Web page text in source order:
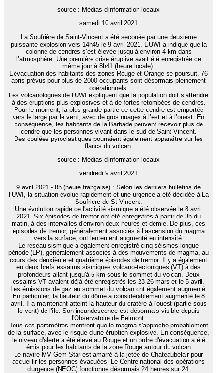
source : Médias d'information locaux
samedi 10 avril 2021
La Soufrière de Saint-Vincent a été secouée par une deuxième
puissante explosion vers 14h45 le 9 avril 2021. L’UWI a indiqué que la
colonne de cendres s’est élevée jusqu’à environ 4 km dans
l’atmosphère. Une première crise éruptive avait été enregistrée ce
même jour à 8h41 (heure locale).
L’évacuation des habitants des zones Rouge et Orange se poursuit. 76
abris prévus pour plus de 2000 occupants sont désormais pleinement
opérationnels.
Les volcanologues de l’UWI expliquent que la population doit s’attendre
à des éruptions plus explosives et à de fortes retombées de cendres.
Pour le moment, la plus grande partie de cette cendre est emportée
vers le large par le vent, avec de gros nuages à l’est et à l’ouest. En
conséquence, les habitants de la Barbade peuvent recevoir plus de
cendre que les personnes vivant dans le sud de Saint-Vincent.
Des coulées pyroclastiques pourraient également apparaître sur les
flancs du volcan.
source : Médias d'information locaux
vendredi 9 avril 2021
9 avril 2021 - 8h (heure française) : Selon les derniers bulletins de
l’UWI, la situation évolue rapidement et une urgence a été décidée à La
Soufrière de St Vincent.
Une évolution rapide de l'activité sismique a été observée le 8 avril
2021. Six épisodes de tremor ont été enregistrés à partir de 3h du
matin, à des intervalles d'environ deux heures et demie. De plus, ces
épisodes de tremor, généralement associés à l’ascension du magma
vers la surface, ont lentement augmenté en intensité.
Le réseau sismique a également enregistré cinq séismes longue
période (LP), généralement associés à des mouvements de magma, au
cours des deuxième et quatrième épisodes de tremor. Il y a également
eu deux brefs essaims sismiques volcano-tectoniques (VT) à des
profondeurs allant jusqu'à 5 km sous le sommet du volcan. Deux
essaims VT avaient déjà été enregistrés les 23-26 mars et le 5 avril.
Les émissions de gaz au sommet du volcan ont également augmenté.
En particulier, la hauteur du dôme a considérablement augmenté le 8
avril. Il a maintenant atteint la hauteur du cratère à l'ouest (partie sous
le vent) de l'île. Son incandescence est désormais visible depuis
l'Observatoire de Belmont.
Tous ces paramètres montrent que le magma s'approche probablement
de la surface, avec le risque d'une éruption explosive. En conséquence,
le niveau d'alerte a été élevé au Rouge et un ordre d'évacuation a été
émis pour les habitants de la zone Rouge autour du volcan
Le navire MV Gem Star est amarré à la jetée de Chateaubelair pour
accueillir les personnes évacuées. Le Centre national des opérations
d'urgence (NEOC) fonctionne désormais 24 heures sur 24.